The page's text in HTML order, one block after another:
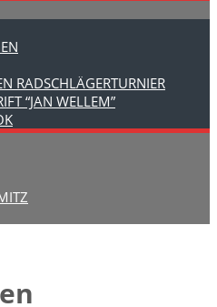
RADSCHLÄGERTURNIER
“JAN WELLEM”